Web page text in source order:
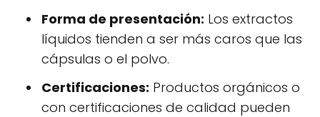
Forma de presentación: Los extractos
líquidos tienden a ser más caros que las
cápsulas o el polvo.
Certificaciones: Productos orgánicos o
con certificaciones de calidad pueden